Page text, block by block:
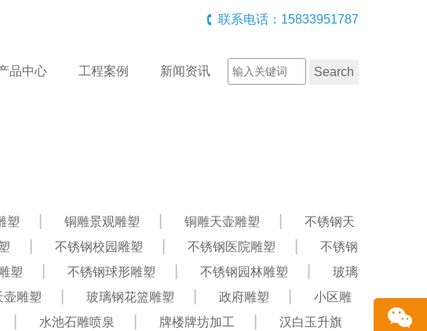
联系电话：15833951787
品中心 工程案例 新闻资讯
塑 铜雕景观雕塑 铜雕天壶雕塑
不锈钢天
不锈钢校园雕塑 不锈钢医院雕塑
不锈钢
塑 不锈钢球形雕塑 不锈钢园林雕塑
玻璃
壶雕塑 玻璃钢花篮雕塑 政府雕塑
小区雕
水池石雕喷泉 牌楼牌坊加工
汉白玉升旗